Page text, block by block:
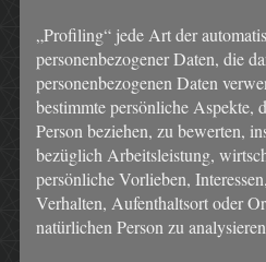
„Profiling“ jede Art der
personenbezogener Daten, die
personenbezogenen Daten
bestimmte persönliche Aspekte,
Person beziehen, zu bewerten,
bezüglich Arbeitsleistung,
persönliche Vorlieben,
Verhalten, Aufenthaltsort oder
natürlichen Person zu